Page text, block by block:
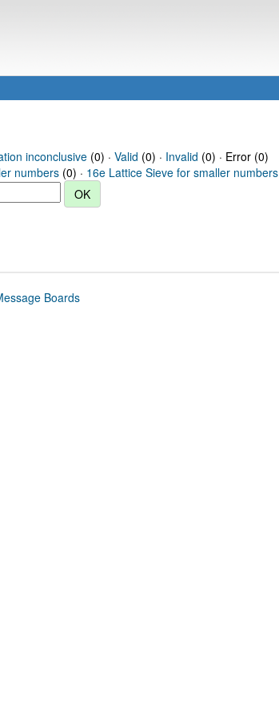
inconclusive(0) · Valid (0) · Invalid (0) · Error (0)
numbers (0) · 16e Lattice Sieve for smaller numbers
Boards